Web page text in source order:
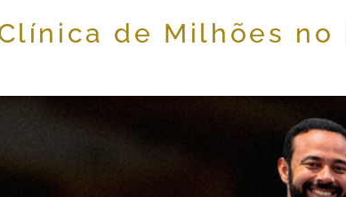
de Milhões no